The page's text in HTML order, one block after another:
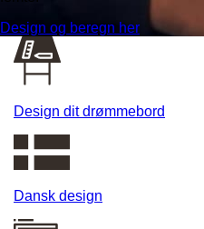
Design og beregn her
Design dit drømmebord
Dansk design